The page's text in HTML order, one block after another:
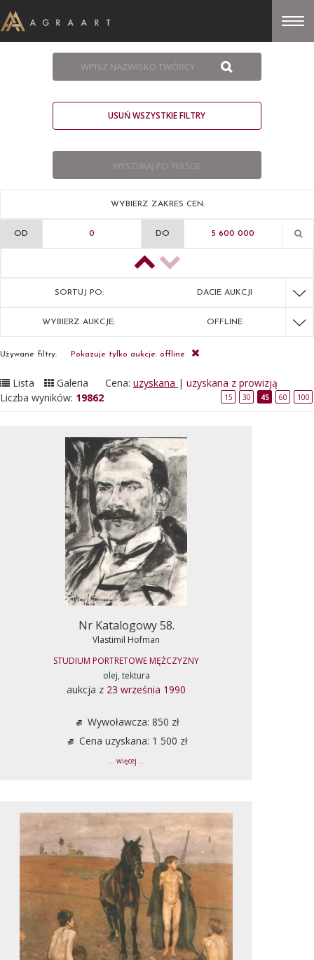
USUŃ WSZYSTKIE FILTRY
WYBIERZ ZAKRES CEN:
OD DO
SORTUJ PO: DACIE AUKCJI
WYBIERZ AUKCJE: OFFLINE
Używane filtry: Pokazuje tylko aukcje: offline
Lista Galeria Cena: uzyskana | uzyskana z prowizją
Liczba wyników: 19862 15 30 45 60 100
Nr Katalogowy 58.
Vlastimil Hofman
STUDIUM PORTRETOWE MĘŻCZYZNY
olej, tektura
aukcja z 23 września 1990
Wywoławcza: 850 zł
Cena uzyskana: 1 500 zł
... więcej ...